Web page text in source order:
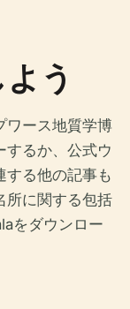
う
ワース地質学博
するか、公式ウ
する他の記事も
所に関する包括
をダウンロー